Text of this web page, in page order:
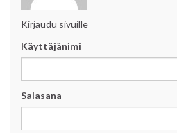
Kirjaudu sivuille
Käyttäjänimi
Salasana